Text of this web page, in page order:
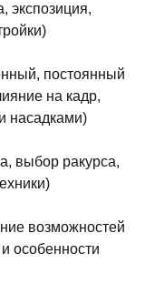
экспозиция,
постоянный
на кадр,
насадками)
выбор ракурса,
возможностей
особенности